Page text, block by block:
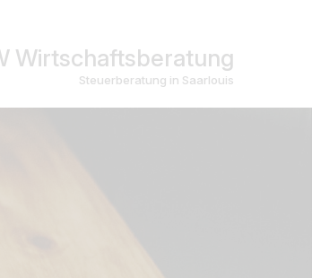
Wirtschaftsberatung
Steuerberatung in Saarlouis